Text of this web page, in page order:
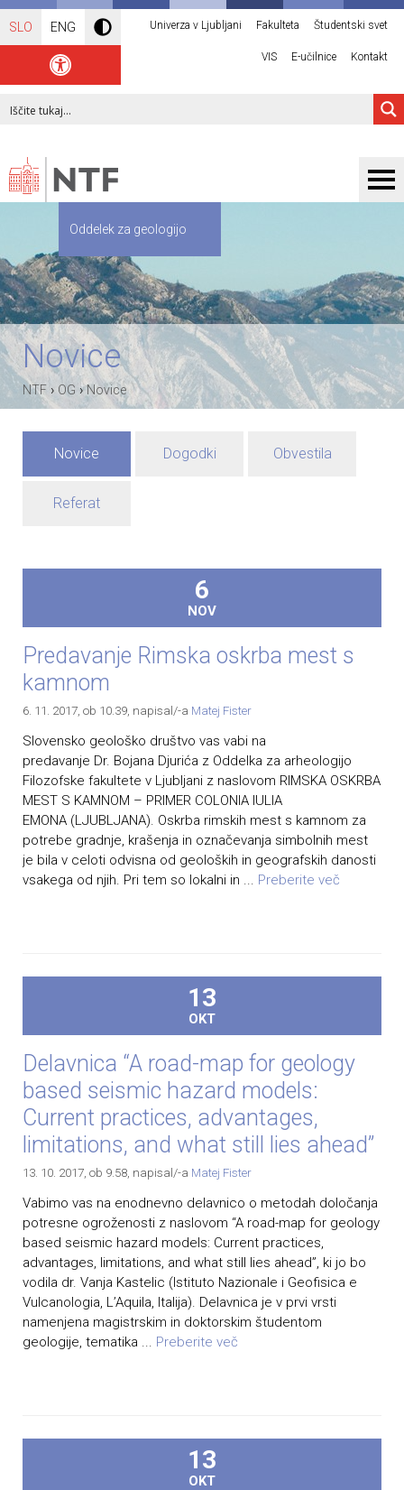
SLO ENG Univerza v Ljubljani Fakulteta Študentski svet
VIS E-učilnice Kontakt
Oddelek za geologijo
Novice
NTF › OG ›Novice
Novice Dogodki Obvestila
Referat
6
NOV
Predavanje Rimska oskrba mest s
kamnom
6. 11. 2017, ob 10.39 , napisal/-a Matej Fister
Slovensko geološko društvo vas vabi na
predavanje Dr. Bojana Djurića z Oddelka za arheologijo
Filozofske fakultete v Ljubljani z naslovom RIMSKA OSKRBA
MEST S KAMNOM – PRIMER COLONIA IULIA
EMONA (LJUBLJANA). Oskrba rimskih mest s kamnom za
potrebe gradnje, krašenja in označevanja simbolnih mest
je bila v celoti odvisna od geoloških in geografskih danosti
vsakega od njih. Pri tem so lokalni in ... Preberite več
13
OKT
Delavnica “A road-map for geology
based seismic hazard models:
Current practices, advantages,
limitations, and what still lies ahead”
13. 10. 2017, ob 9.58 , napisal/-a Matej Fister
Vabimo vas na enodnevno delavnico o metodah določanja
potresne ogroženosti z naslovom “A road-map for geology
based seismic hazard models: Current practices,
advantages, limitations, and what still lies ahead”, ki jo bo
vodila dr. Vanja Kastelic (Istituto Nazionale i Geofisica e
Vulcanologia, L’Aquila, Italija). Delavnica je v prvi vrsti
namenjena magistrskim in doktorskim študentom
geologije, tematika ... Preberite več
13
OKT